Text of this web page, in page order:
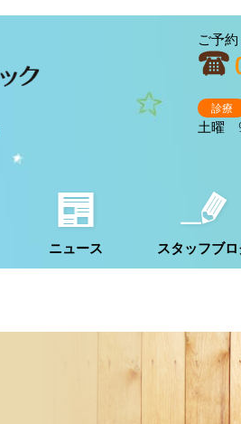
ご予
診療
土曜
ニュース スタッフブ